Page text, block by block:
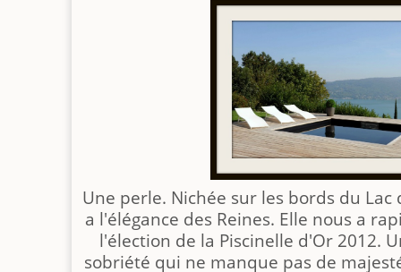
Une perle. Nichée sur les bords du Lac
a l'élégance des Reines. Elle nous a
l'élection de la Piscinelle d'Or 2012.
sobriété qui ne manque pas de